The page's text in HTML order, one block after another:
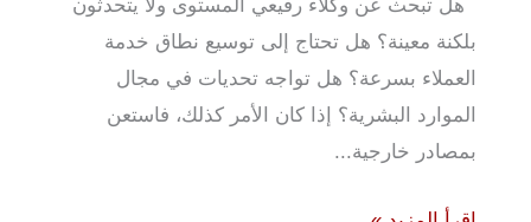
هل تبحث عن وكلاء رفيعي المستوى ولا يتحدثون
بلكنة معينة؟ هل تحتاج إلى توسيع نطاق خدمة
العملاء بسرعة؟ هل تواجه تحديات في مجال
الموارد البشرية؟ إذا كان الأمر كذلك، فاستعن
بمصادر خارجية...